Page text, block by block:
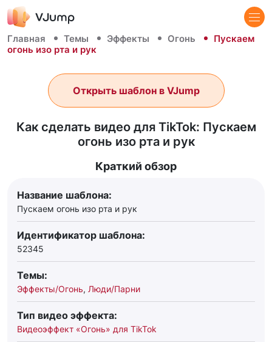
Главная Темы Эффекты Огонь
Пускаем
огонь изо рта и рук
Как сделать видео для TikTok: Пускаем
огонь изо рта и рук
Открыть шаблон в VJump
Краткий обзор
Название шаблона:
Пускаем огонь изо рта и рук
Идентификатор шаблона:
52345
Темы:
Эффекты/Огонь, Люди/Парни
Тип видео эффекта:
Видеоэффект «Огонь» для TikTok